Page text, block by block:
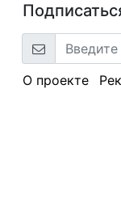
О проекте